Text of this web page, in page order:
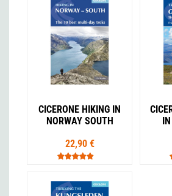
CICERONE HIKING IN
NORWAY SOUTH
22,90 €